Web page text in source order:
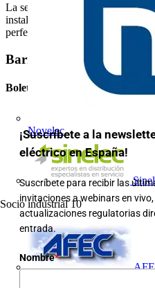
Novelec
Socio industrial 10
La serie NXU-II, con sus distintas
instalaciones monofásicas y
perfección tanto a instalaciones
Barra lateral
Boletín informativo
¡Suscríbete a la
eléctrico en España!
Suscríbete para recibir las
invitaciones a webinars en
actualizaciones regulatorias
entrada.
Nombre*